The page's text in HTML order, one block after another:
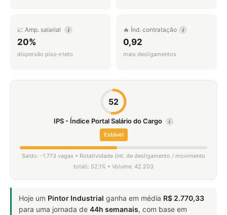
📈 Amp. salarial i
20%
dispersão piso→teto
🔥 Índ. contratação i
0,92
mais desligamentos
52
IPS - Índice Portal Salário do Cargo i
Estável
Saldo: -1.773 vagas • Rotatividade (int. de desligamento / movimento
total): 52,1% • Volume: 42.203
Hoje um Pintor Industrial ganha em média R$ 2.770,33
para uma jornada de 44h semanais, com base em